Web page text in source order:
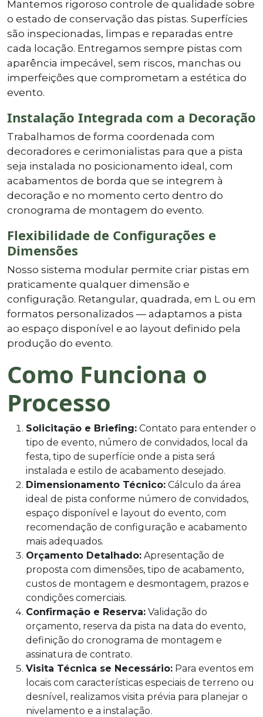
Mantemos rigoroso controle de qualidade sobre
o estado de conservação das pistas. Superfícies
são inspecionadas, limpas e reparadas entre
cada locação. Entregamos sempre pistas com
aparência impecável, sem riscos, manchas ou
imperfeições que comprometam a estética do
evento.
Instalação Integrada com a Decoração
Trabalhamos de forma coordenada com
decoradores e cerimonialistas para que a pista
seja instalada no posicionamento ideal, com
acabamentos de borda que se integrem à
decoração e no momento certo dentro do
cronograma de montagem do evento.
Flexibilidade de Configurações e
Dimensões
Nosso sistema modular permite criar pistas em
praticamente qualquer dimensão e
configuração. Retangular, quadrada, em L ou em
formatos personalizados — adaptamos a pista
ao espaço disponível e ao layout definido pela
produção do evento.
Como Funciona o
Processo
Solicitação e Briefing: Contato para entender o
tipo de evento, número de convidados, local da
festa, tipo de superfície onde a pista será
instalada e estilo de acabamento desejado.
Dimensionamento Técnico: Cálculo da área
ideal de pista conforme número de convidados,
espaço disponível e layout do evento, com
recomendação de configuração e acabamento
mais adequados.
Orçamento Detalhado: Apresentação de
proposta com dimensões, tipo de acabamento,
custos de montagem e desmontagem, prazos e
condições comerciais.
Confirmação e Reserva: Validação do
orçamento, reserva da pista na data do evento,
definição do cronograma de montagem e
assinatura de contrato.
Visita Técnica se Necessário: Para eventos em
locais com características especiais de terreno ou
desnível, realizamos visita prévia para planejar o
nivelamento e a instalação.